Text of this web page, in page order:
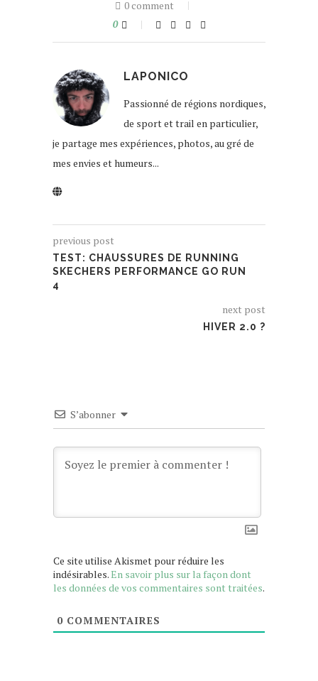
0 comment
0
LAPONICO
Passionné de régions nordiques,
de sport et trail en particulier,
je partage mes expériences, photos, au gré de
mes envies et humeurs...
previous post
TEST: CHAUSSURES DE RUNNING
SKECHERS PERFORMANCE GO RUN
4
next post
HIVER 2.0 ?
S’abonner
Ce site utilise Akismet pour réduire les
indésirables.En savoir plus sur la façon dont
les données de vos commentaires sont traitées.
0 COMMENTAIRES